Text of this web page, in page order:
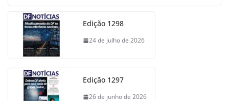
Edição 1298
24 de julho de 2026
Edição 1297
26 de junho de 2026